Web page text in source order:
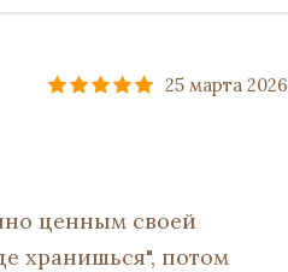
25 марта 2026
ценным своей
хранишься", потом